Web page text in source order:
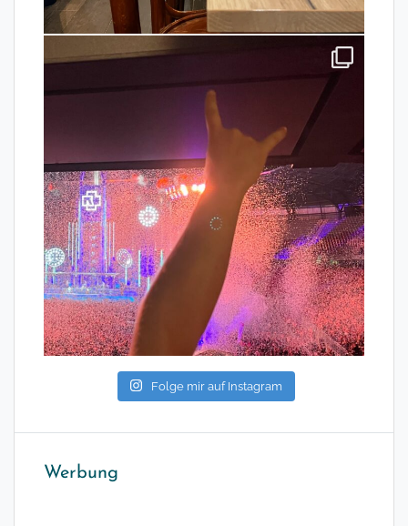
Folge mir auf Instagram
Werbung